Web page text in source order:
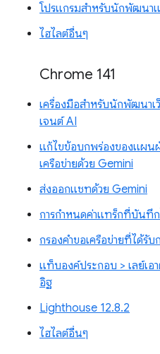
โปรแกรมสำหรับนักพัฒนา
ไฮไลต์อื่นๆ
Chrome 141
เครื่องมือสำหรับนักพัฒนา
เจนต์ AI
แก้ไขข้อบกพร่องของแผน
เครือข่ายด้วย Gemini
ส่งออกแชทด้วย Gemini
การกำหนดค่าแทร็กที่บันทึ
กรองคำขอเครือข่ายที่ได้รับ
แท็บองค์ประกอบ > เลย์เอ
อิฐ
Lighthouse 12.8.2
ไฮไลต์อื่นๆ